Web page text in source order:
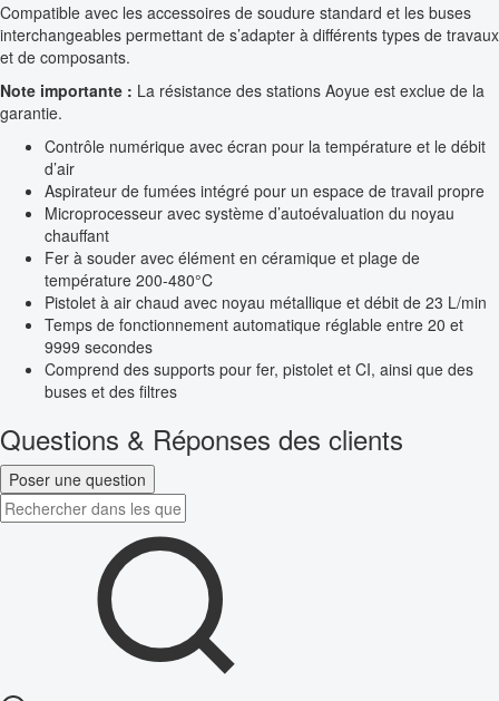
Compatible avec les accessoires de soudure standard et les buses
interchangeables permettant de s’adapter à différents types de travaux
et de composants.
Note importante : La résistance des stations Aoyue est exclue de la
garantie.
Contrôle numérique avec écran pour la température et le débit
d’air
Aspirateur de fumées intégré pour un espace de travail propre
Microprocesseur avec système d’autoévaluation du noyau
chauffant
Fer à souder avec élément en céramique et plage de
température 200-480°C
Pistolet à air chaud avec noyau métallique et débit de 23 L/min
Temps de fonctionnement automatique réglable entre 20 et
9999 secondes
Comprend des supports pour fer, pistolet et CI, ainsi que des
buses et des filtres
Questions & Réponses des clients
Poser une question